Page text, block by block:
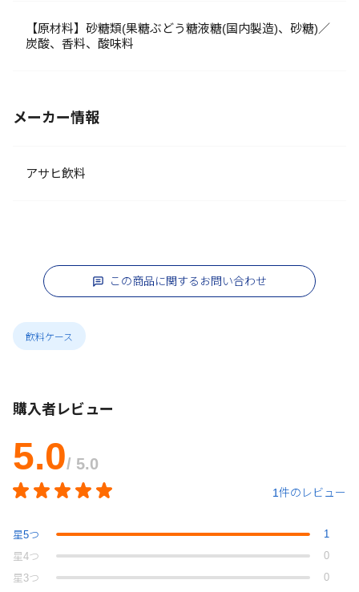
【原材料】砂糖類(果糖ぶどう糖液糖(国内製造)、砂糖)／
炭酸、香料、酸味料
メーカー情報
アサヒ飲料
この商品に関するお問い合わせ
飲料ケース
購入者レビュー
5.0/ 5.0
1件のレビュー
星5つ
1
星4つ
0
星 3つ
0